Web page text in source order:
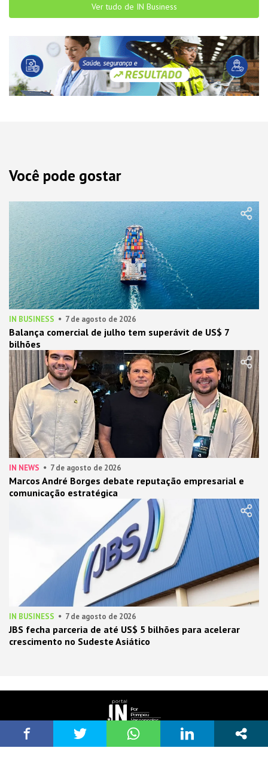
Ver tudo de IN Business
Você pode gostar
IN BUSINESS 7 de agosto de 2026
Balança comercial de julho tem superávit de US$ 7
bilhões
IN NEWS 7 de agosto de 2026
Marcos André Borges debate reputação empresarial e
comunicação estratégica
IN BUSINESS 7 de agosto de 2026
JBS fecha parceria de até US$ 5 bilhões para acelerar
crescimento no Sudeste Asiático